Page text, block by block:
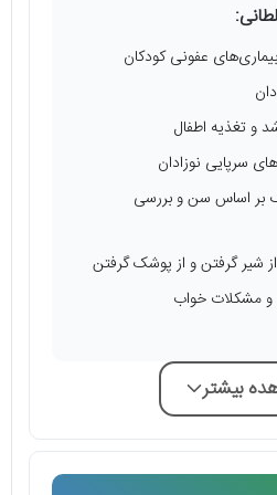
عفونی کودکان
و تغذیه اطفال
سرپایی نوزادان
بر اساس سن و بررسی
از شیر گرفتن و از پوشک گرفتن
و مشکلات خواب
بیشتر